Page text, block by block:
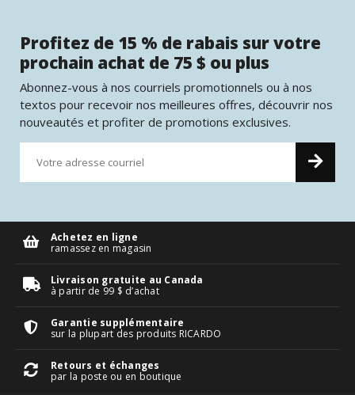
Profitez de 15 % de rabais sur votre
prochain achat de 75 $ ou plus
Abonnez-vous à nos courriels promotionnels ou à nos
textos pour recevoir nos meilleures offres, découvrir nos
nouveautés et profiter de promotions exclusives.
Achetez en ligne
ramassez en magasin
Livraison gratuite au Canada
à partir de 99 $ d’achat
Garantie supplémentaire
sur la plupart des produits RICARDO
Retours et échanges
par la poste ou en boutique